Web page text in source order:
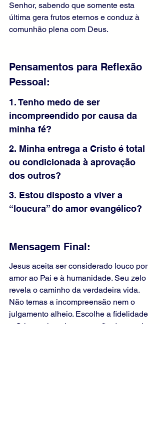
Senhor, sabendo que somente esta
última gera frutos eternos e conduz à
comunhão plena com Deus.
Pensamentos para Reflexão
Pessoal:
1. Tenho medo de ser
incompreendido por causa da
minha fé?
2. Minha entrega a Cristo é total
ou condicionada à aprovação
dos outros?
3. Estou disposto a viver a
“loucura” do amor evangélico?
Mensagem Final:
Jesus aceita ser considerado louco por
amor ao Pai e à humanidade. Seu zelo
revela o caminho da verdadeira vida.
Não temas a incompreensão nem o
julgamento alheio. Escolhe a fidelidade
a Cristo acima da aprovação do mundo.